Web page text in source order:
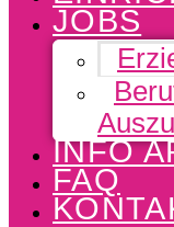
JOBS
INFO
FAQ